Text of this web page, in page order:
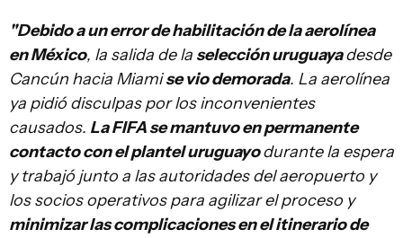
"Debido a un error de habilitación de la aerolínea
en México, la salida de la selección uruguayadesde
Cancún hacia Miamise vio demorada. La aerolínea
ya pidió disculpas por los inconvenientes
causados. La FIFA se mantuvo en permanente
contacto con el plantel uruguayodurante la espera
y trabajó junto a las autoridades del aeropuerto y
los socios operativos para agilizar el proceso y
minimizar las complicaciones en el itinerario de